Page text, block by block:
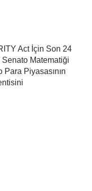
Act İçin Son 24
Senato Matematiği
Para Piyasasının